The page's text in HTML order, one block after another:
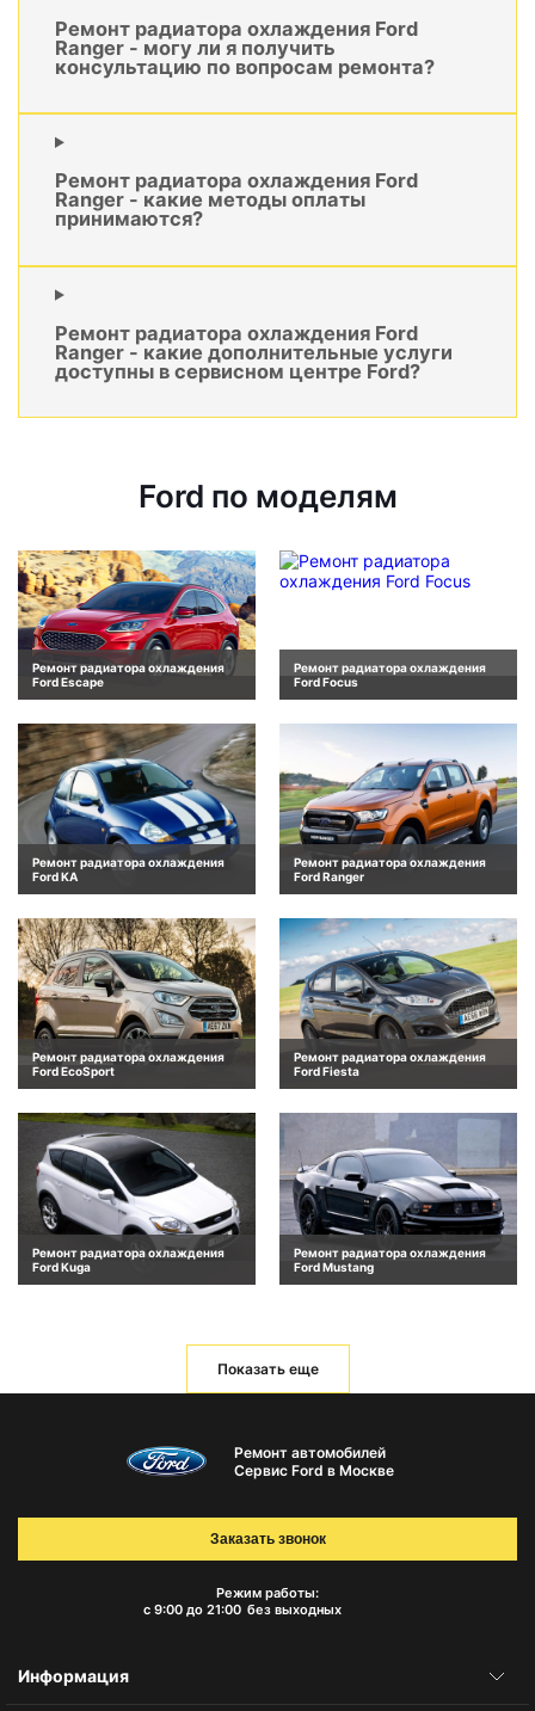
Ремонт радиатора охлаждения Ford
Ranger - могу ли я получить
консультацию по вопросам ремонта?
Ремонт радиатора охлаждения Ford
Ranger - какие методы оплаты
принимаются?
Ремонт радиатора охлаждения Ford
Ranger - какие дополнительные услуги
доступны в сервисном центре Ford?
Ford по моделям
Ремонт радиатора охлаждения
Ford Escape
Ремонт радиатора охлаждения
Ford Focus
Ремонт радиатора охлаждения
Ford KA
Ремонт радиатора охлаждения
Ford Ranger
Ремонт радиатора охлаждения
Ford EcoSport
Ремонт радиатора охлаждения
Ford Fiesta
Ремонт радиатора охлаждения
Ford Kuga
Ремонт радиатора охлаждения
Ford Mustang
Показать еще
Ремонт автомобилей
Сервис Ford в Москве
Режим работы:
с 9:00 до 21:00 без выходных
Заказать звонок
Информация